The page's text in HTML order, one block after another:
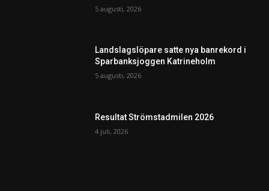
5 augusti, 2026
Landslagslöpare satte nya banrekord i
Sparbanksjoggen Katrineholm
5 augusti, 2026
Resultat Strömstadmilen 2026
4 juli, 2026